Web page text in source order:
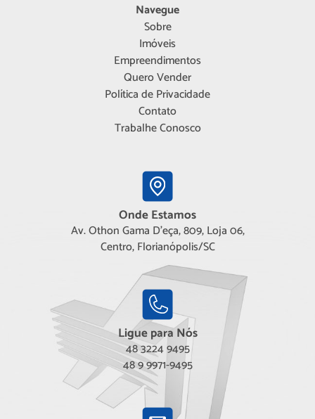
Navegue
Sobre
Imóveis
Empreendimentos
Quero Vender
Política de Privacidade
Contato
Trabalhe Conosco
Onde Estamos
Av. Othon Gama D'eça, 809, Loja 06,
Centro, Florianópolis/SC
Ligue para Nós
48 3224 9495
48 9 9971-9495